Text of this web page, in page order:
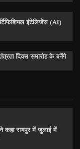
इंटेलिजेंस (AI)
दिवस समारोह के बनेंगे
कहा रायपुर में जुलाई में